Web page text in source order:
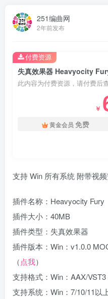
251编曲网
2年前发布
失真效果器 Heavyocity
此内容为付费资源，请付费后
￥
黄金会员 免费
付费资源
支持 Win 所有系统 附带
插件名称：Heavyocity Fury
插件大小：40MB
插件类型：失真效果器
插件版本：Win：v1.0.0
（点我）
支持格式：Win：AAX/
支持系统：Win：7/10/11